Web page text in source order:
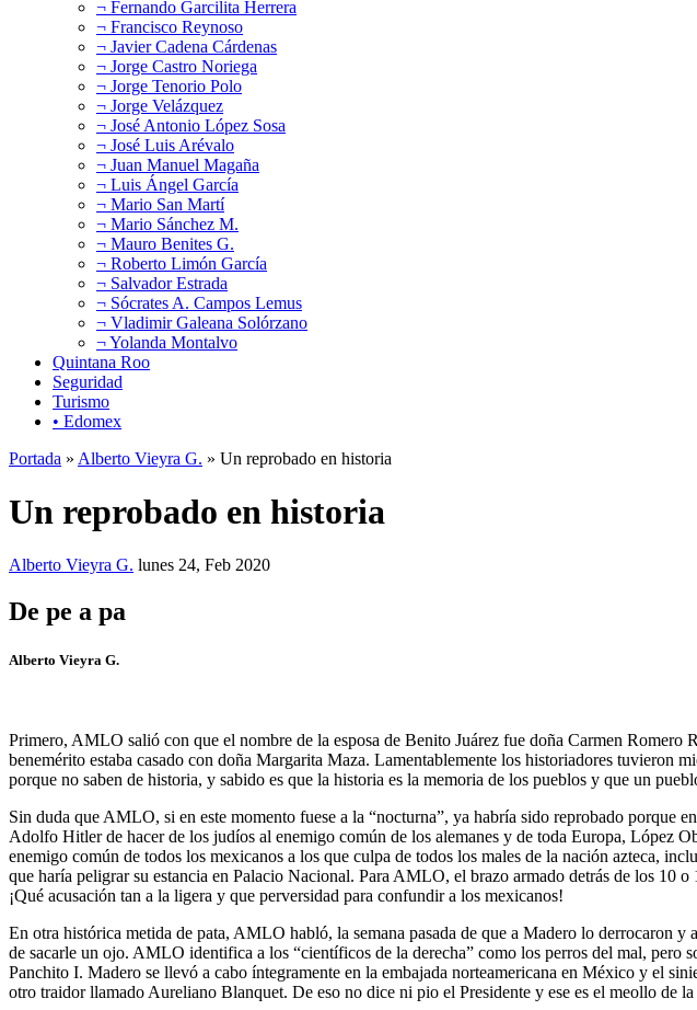
¬ Fernando Garcilita Herrera
¬ Francisco Reynoso
¬ Javier Cadena Cárdenas
¬ Jorge Castro Noriega
¬ Jorge Tenorio Polo
¬ Jorge Velázquez
¬ José Antonio López Sosa
¬ José Luis Arévalo
¬ Juan Manuel Magaña
¬ Luis Ángel García
¬ Mario San Martí
¬ Mario Sánchez M.
¬ Mauro Benites G.
¬ Roberto Limón García
¬ Salvador Estrada
¬ Sócrates A. Campos Lemus
¬ Vladimir Galeana Solórzano
¬ Yolanda Montalvo
Quintana Roo
Seguridad
Turismo
• Edomex
Portada » Alberto Vieyra G. » Un reprobado en historia
Un reprobado en historia
Alberto Vieyra G. lunes 24, Feb 2020
De pe a pa
Alberto Vieyra G.
Primero, AMLO salió con que el nombre de la esposa de Benito Juárez fue doña Carmen
benemérito estaba casado con doña Margarita Maza. Lamentablemente los historiadores tuvieron
porque no saben de historia, y sabido es que la historia es la memoria de los pueblos y que un
Sin duda que AMLO, si en este momento fuese a la “nocturna”, ya habría sido reprobado porque
Adolfo Hitler de hacer de los judíos al enemigo común de los alemanes y de toda Europa, López
enemigo común de todos los mexicanos a los que culpa de todos los males de la nación azteca,
que haría peligrar su estancia en Palacio Nacional. Para AMLO, el brazo armado detrás de los 10
¡Qué acusación tan a la ligera y que perversidad para confundir a los mexicanos!
En otra histórica metida de pata, AMLO habló, la semana pasada de que a Madero lo derrocaron
de sacarle un ojo. AMLO identifica a los “científicos de la derecha” como los perros del mal, pero
Panchito I. Madero se llevó a cabo íntegramente en la embajada norteamericana en México y el
otro traidor llamado Aureliano Blanquet. De eso no dice ni pio el Presidente y ese es el meollo de